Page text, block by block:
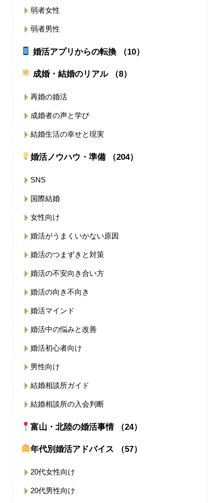
弱者女性
弱者男性
婚活アプリからの転換 （10）
成婚・結婚のリアル （8）
再婚の婚活
成婚者の声と学び
結婚生活の幸せと現実
婚活ノウハウ・準備 （204）
SNS
国際結婚
女性向け
婚活がうまくいかない原因
婚活のつまずきと対策
婚活の不安向き合い方
婚活の向き不向き
婚活マインド
婚活中の悩みと改善
婚活初心者向け
男性向け
結婚相談所ガイド
結婚相談所の入会判断
富山・北陸の婚活事情 （24）
年代別婚活アドバイス （57）
20代女性向け
20代男性向け